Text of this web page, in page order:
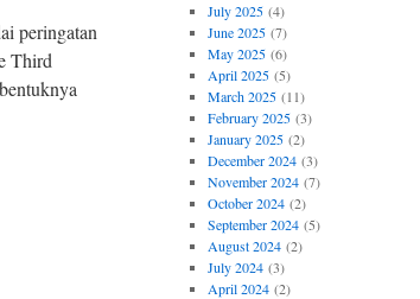
peringatan
Third
July 2025(4)
June 2025(7)
May 2025(6)
April 2025(5)
March 2025(11)
February 2025(3)
January 2025(2)
December 2024(3)
November 2024(7)
October 2024(2)
September 2024(5)
August 2024(2)
July 2024(3)
April 2024(2)